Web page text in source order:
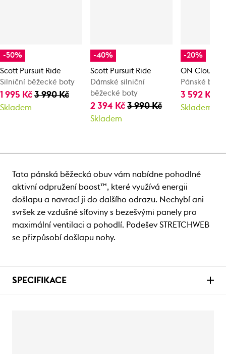
-50%
Scott Pursuit Ride
Silniční běžecké boty
1 995 Kč 3 990 Kč
Skladem
-40%
Scott Pursuit Ride
Dámské silniční
běžecké boty
2 394 Kč3 990 Kč
Skladem
-20%
ON
Pánské
3 592 Kč
Skladem
Tato pánská běžecká obuv vám nabídne pohodlné
aktivní odpružení boost™, které využívá energii
došlapu a navrací ji do dalšího odrazu. Nechybí ani
svršek ze vzdušné síťoviny s bezešvými panely pro
maximální ventilaci a pohodlí. Podešev STRETCHWEB
se přizpůsobí došlapu nohy.
SPECIFIKACE